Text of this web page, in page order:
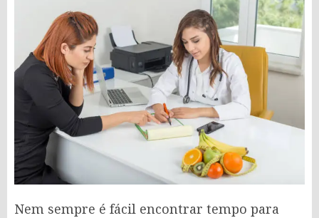
Nem sempre é fácil encontrar tempo para